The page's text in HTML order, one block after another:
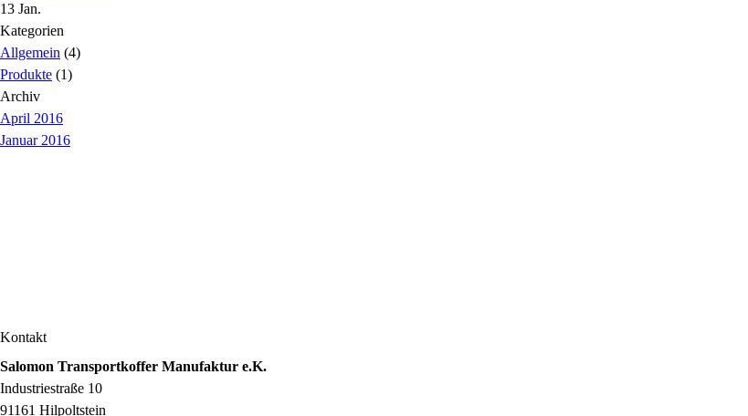
13 Jan.
Kategorien
Allgemein (4)
Produkte (1)
Archiv
April 2016
Januar 2016
Kontakt
Salomon Transportkoffer Manufaktur e.K.
Industriestraße 10
91161 Hilpoltstein